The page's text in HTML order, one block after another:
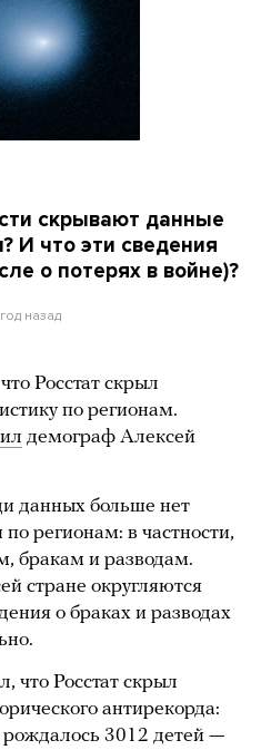
скрывают данные
И что эти сведения
о потерях в войне)?
год назад
Росстат скрыл
по регионам.
демограф Алексей
данных больше нет
регионам: в частности,
бракам и разводам.
стране округляются
о браках и разводах
что Росстат скрыл
антирекорда:
рождалось 3012 детей —